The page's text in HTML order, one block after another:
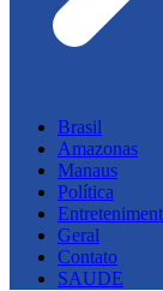
Brasil
Amazonas
Manaus
Política
Geral
Contato
SAUDE